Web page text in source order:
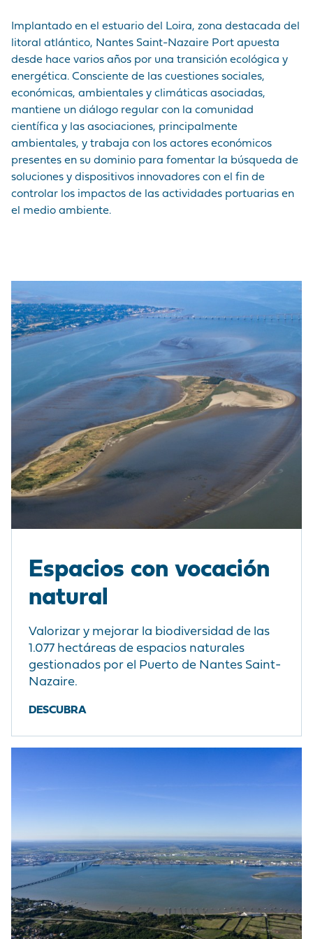
Implantado en el estuario del Loira, zona destacada del
litoral atlántico, Nantes Saint-Nazaire Port apuesta
desde hace varios años por una transición ecológica y
energética. Consciente de las cuestiones sociales,
económicas, ambientales y climáticas asociadas,
mantiene un diálogo regular con la comunidad
científica y las asociaciones, principalmente
ambientales, y trabaja con los actores económicos
presentes en su dominio para fomentar la búsqueda de
soluciones y dispositivos innovadores con el fin de
controlar los impactos de las actividades portuarias en
el medio ambiente.
Espacios con vocación
natural
Valorizar y mejorar la biodiversidad de las
1.077 hectáreas de espacios naturales
gestionados por el Puerto de Nantes Saint-
Nazaire.
DESCUBRA
LE PELLERIN
INSTALACIONES DE
NANTES
VISITA AL PUERTO
HISTORIA
POSTRANSPORTE
BUQUES
LAS PRESTACIONES
PORTUARIAS
ACCEDER AL
PUERTO
ANUARIO DE LOS
PÚBLICOS
NUESTRA POLÍTICA
DE COMPRAS
Medios de
comunicación
¡Únase a nosotros !
Preguntas -
Mercados públicos
Visite du port